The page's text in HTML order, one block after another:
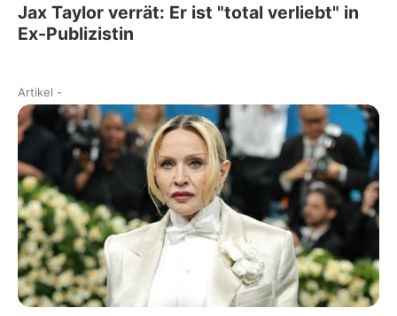
Jax Taylor verrät: Er ist "total verliebt" in
Ex-Publizistin
Artikel -